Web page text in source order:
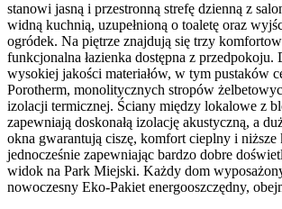
stanowi jasną i przestronną strefę dzienną z
widną kuchnią, uzupełnioną o toaletę oraz
ogródek. Na piętrze znajdują się trzy
funkcjonalna łazienka dostępna z
wysokiej jakości materiałów, w tym pustaków
Porotherm, monolitycznych stropów
izolacji termicznej. Ściany między lokalowe z
zapewniają doskonałą izolację akustyczną, a
okna gwarantują ciszę, komfort cieplny i niższe
jednocześnie zapewniając bardzo dobre
widok na Park Miejski. Każdy dom
nowoczesny Eko-Pakiet energooszczędny,